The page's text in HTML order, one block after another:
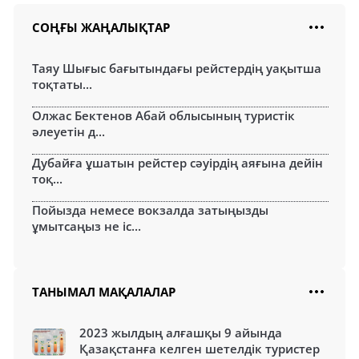
СОҢҒЫ ЖАҢАЛЫҚТАР
Таяу Шығыс бағытындағы рейстердің уақытша
тоқтаты...
Олжас Бектенов Абай облысының туристік
әлеуетін д...
Дубайға ұшатын рейстер сәуірдің аяғына дейін
тоқ...
Пойызда немесе вокзалда затыңызды
ұмытсаңыз не іс...
ТАНЫМАЛ МАҚАЛАЛАР
2023 жылдың алғашқы 9 айында
Қазақстанға келген шетелдік туристер